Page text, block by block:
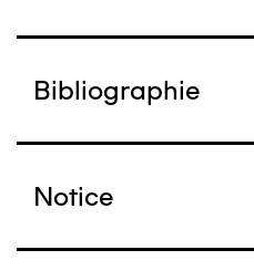
Bibliographie
Notice